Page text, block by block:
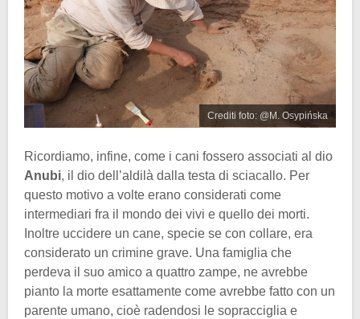
Crediti foto: @M. Osypińska
Ricordiamo, infine, come i cani fossero associati al dio
Anubi, il dio dell’aldilà dalla testa di sciacallo. Per
questo motivo a volte erano considerati come
intermediari fra il mondo dei vivi e quello dei morti.
Inoltre uccidere un cane, specie se con collare, era
considerato un crimine grave. Una famiglia che
perdeva il suo amico a quattro zampe, ne avrebbe
pianto la morte esattamente come avrebbe fatto con un
parente umano, cioè radendosi le sopracciglia e